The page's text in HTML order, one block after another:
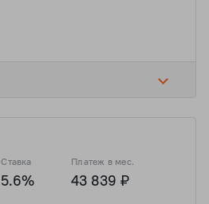
Ставка
5.6%
Платеж в мес.
43 839 ₽